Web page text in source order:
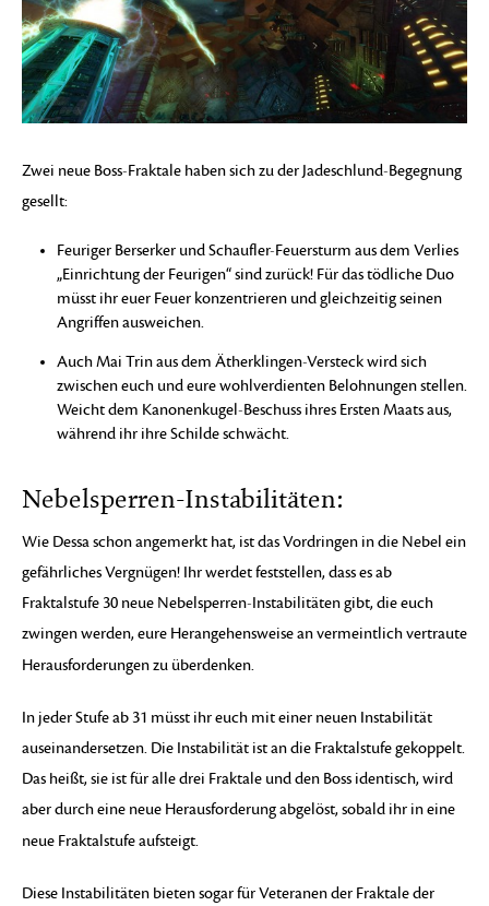
Zwei neue Boss-Fraktale haben sich zu der Jadeschlund-Begegnung
gesellt:
Feuriger Berserker und Schaufler-Feuersturm aus dem Verlies
„Einrichtung der Feurigen“ sind zurück! Für das tödliche Duo
müsst ihr euer Feuer konzentrieren und gleichzeitig seinen
Angriffen ausweichen.
Auch Mai Trin aus dem Ätherklingen-Versteck wird sich
zwischen euch und eure wohlverdienten Belohnungen stellen.
Weicht dem Kanonenkugel-Beschuss ihres Ersten Maats aus,
während ihr ihre Schilde schwächt.
Nebelsperren-Instabilitäten:
Wie Dessa schon angemerkt hat, ist das Vordringen in die Nebel ein
gefährliches Vergnügen! Ihr werdet feststellen, dass es ab
Fraktalstufe 30 neue Nebelsperren-Instabilitäten gibt, die euch
zwingen werden, eure Herangehensweise an vermeintlich vertraute
Herausforderungen zu überdenken.
In jeder Stufe ab 31 müsst ihr euch mit einer neuen Instabilität
auseinandersetzen. Die Instabilität ist an die Fraktalstufe gekoppelt.
Das heißt, sie ist für alle drei Fraktale und den Boss identisch, wird
aber durch eine neue Herausforderung abgelöst, sobald ihr in eine
neue Fraktalstufe aufsteigt.
Diese Instabilitäten bieten sogar für Veteranen der Fraktale der